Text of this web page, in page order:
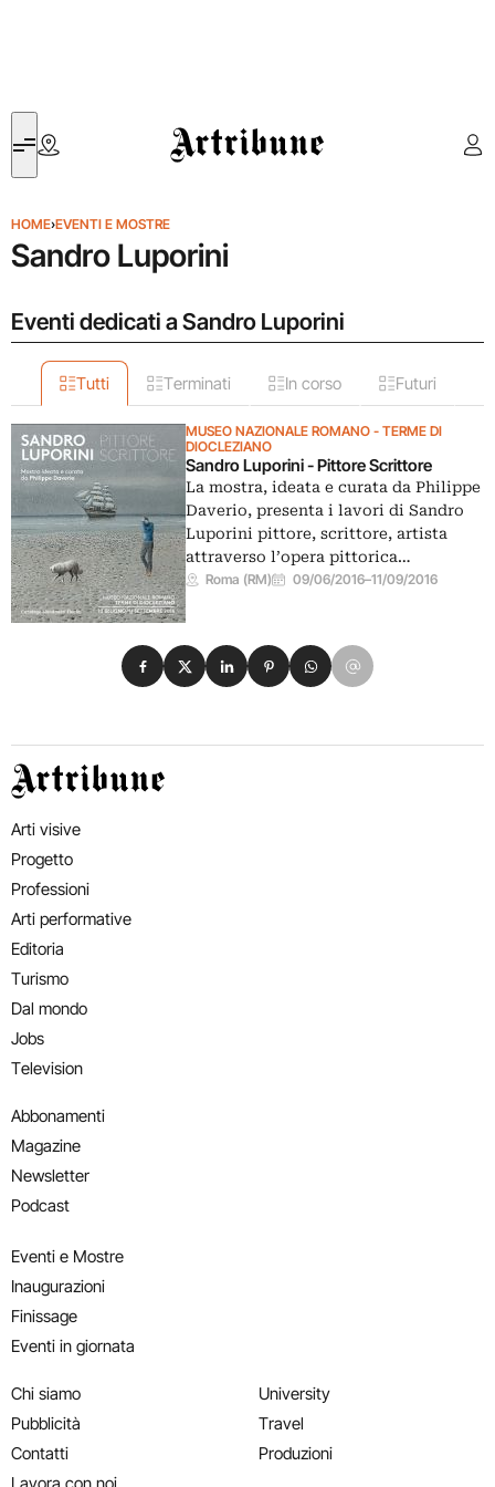
Artribune
HOME›EVENTI E MOSTRE
Sandro Luporini
Eventi dedicati a Sandro Luporini
Tutti Terminati In corso Futuri
MUSEO NAZIONALE ROMANO - TERME DI
DIOCLEZIANO
Sandro Luporini - Pittore Scrittore
La mostra, ideata e curata da Philippe
Daverio, presenta i lavori di Sandro
Luporini pittore, scrittore, artista
attraverso l’opera pittorica…
Roma (RM) 09/06/2016–11/09/2016
Condividi su Facebook
Condividi su X
Condividi su LinkedIn
Condividi su Pinterest
Condividi su WhatsApp
Condividi su Email
Artribune
Arti visive
Progetto
Professioni
Arti performative
Editoria
Turismo
Dal mondo
Jobs
Television
Abbonamenti
Magazine
Newsletter
Podcast
Eventi e Mostre
Inaugurazioni
Finissage
Eventi in giornata
Chi siamo
Pubblicità
Contatti
University
Travel
Produzioni